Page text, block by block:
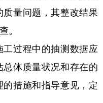
量问题，其整改结果
。
程中的抽测数据应
体质量状况和存在的
措施和指导意见，定